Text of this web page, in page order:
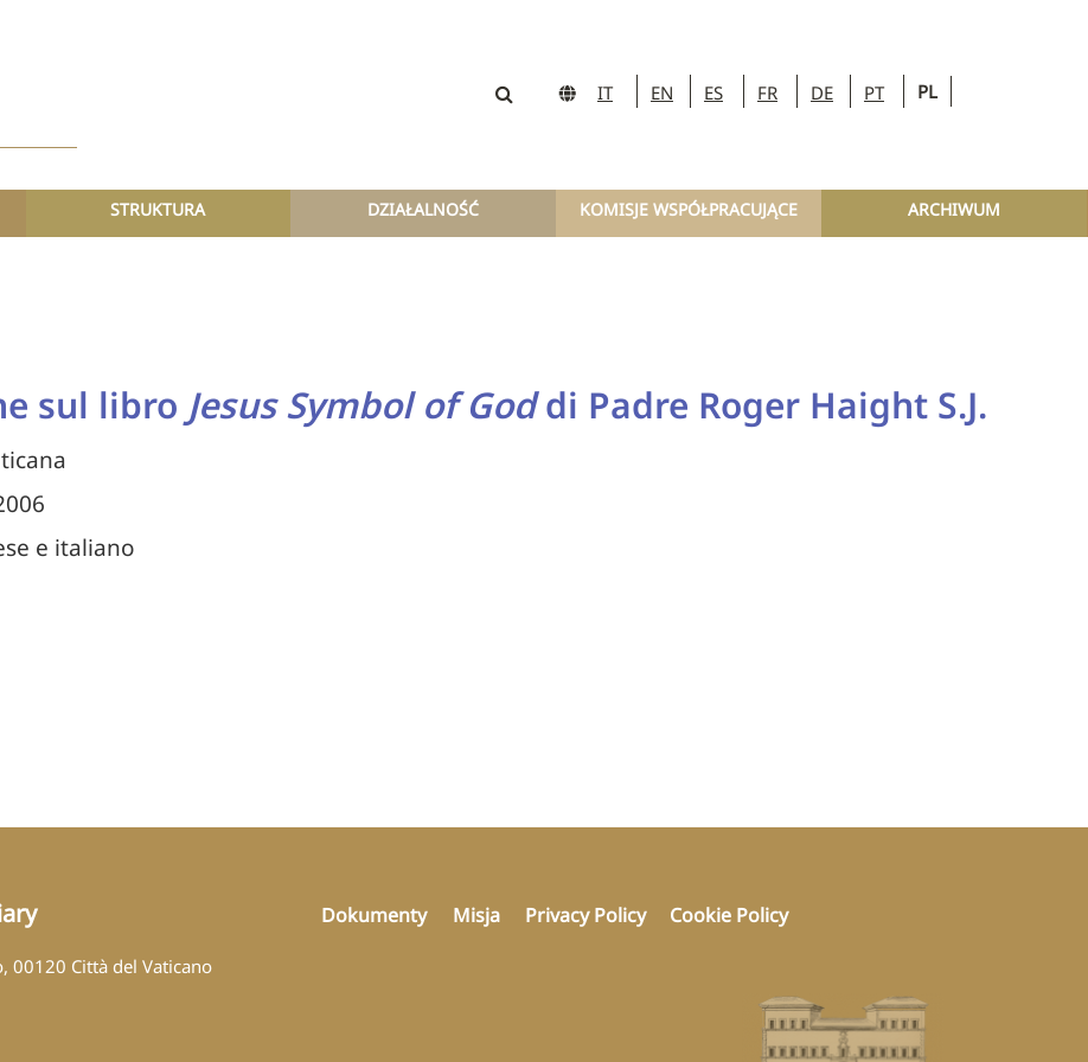
IT EN ES FR DE PT PL
STRUKTURA DZIAŁALNOŚĆ KOMISJE WSPÓŁPRACUJĄCE ARCHIWUM
sul libro Jesus Symbol of Goddi Padre Roger Haight S.J.
e italiano
00120 Città del Vaticano
Dokumenty Misja Privacy Policy Cookie Policy